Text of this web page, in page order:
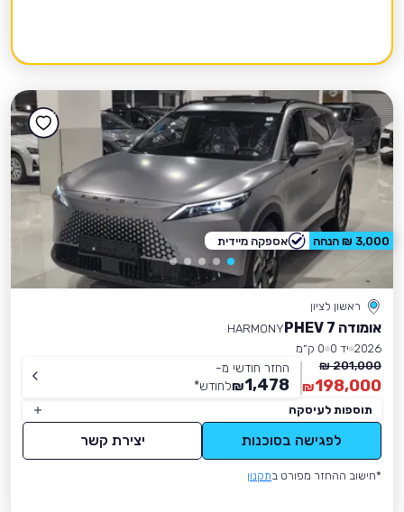
ראשון לציון
אומודה 7 PHEV
HARMONY
2026 יד 0
0 ק״מ
201,000 ₪
198,000
₪
החזר חודשי מ-
1,478
₪לחודש*
תוספות לעיסקה
לפגישה בסוכנות יצירת קשר
*חישוב ההחזר מפורט בתקנון
3,000 ₪ הנחה אספקה מיידית